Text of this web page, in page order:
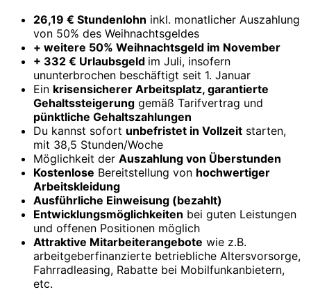
26,19 € Stundenlohn inkl. monatlicher Auszahlung
von 50% des Weihnachtsgeldes
+ weitere 50% Weihnachtsgeld im November
+ 332 € Urlaubsgeld im Juli, insofern
ununterbrochen beschäftigt seit 1. Januar
Ein krisensicherer Arbeitsplatz, garantierte
Gehaltssteigerung gemäß Tarifvertrag und
pünktliche Gehaltszahlungen
Du kannst sofort unbefristet in Vollzeit starten,
mit 38,5 Stunden/Woche
Möglichkeit der Auszahlung von Überstunden
Kostenlose Bereitstellung von hochwertiger
Arbeitskleidung
Ausführliche Einweisung (bezahlt)
Entwicklungsmöglichkeiten bei guten Leistungen
und offenen Positionen möglich
Attraktive Mitarbeiterangebote wie z.B.
arbeitgeberfinanzierte betriebliche Altersvorsorge,
Fahrradleasing, Rabatte bei Mobilfunkanbietern,
etc.